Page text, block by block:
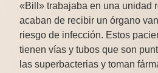
«Bill» trabajaba en una unidad
acaban de recibir un órgano
riesgo de infección. Estos
tienen vías y tubos que son
las superbacterias y toman